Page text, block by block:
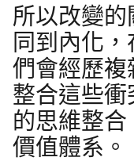
所以改變
同到內化
們會經歷
整合這些
的思維整
價值體系。